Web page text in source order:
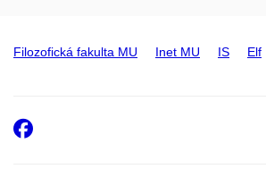
Filozofická fakulta MU Inet MU IS Elf
Facebook